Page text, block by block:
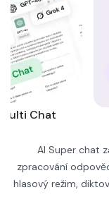
AI
AI Super chat
zpracování
hlasový režim,